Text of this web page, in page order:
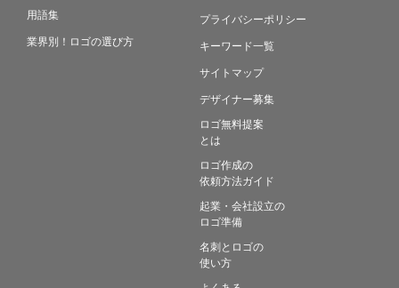
用語集
業界別！ロゴの選び方
プライバシーポリシー
キーワード一覧
サイトマップ
デザイナー募集
ロゴ無料提案
とは
ロゴ作成の
依頼方法ガイド
起業・会社設立の
ロゴ準備
名刺とロゴの
使い方